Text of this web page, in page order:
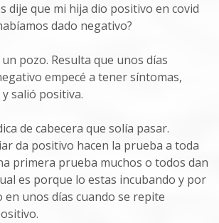
dije que mi hija dio positivo en covid
dado negativo?
pozo. Resulta que unos días
empecé a tener síntomas,
salió positiva.
de cabecera que solía pasar.
da positivo hacen la prueba a toda
primera prueba muchos o todos dan
es porque lo estas incubando y por
en unos días cuando se repite